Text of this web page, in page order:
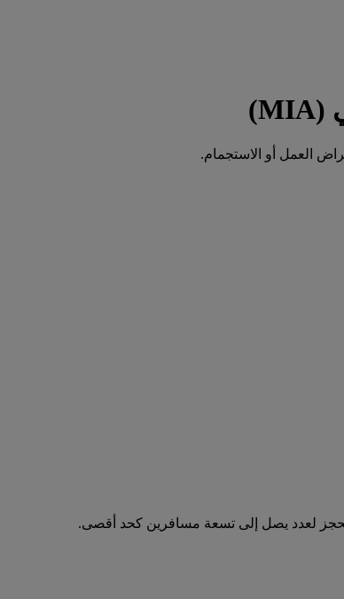
العمل أو الاستجمام.
لعدد يصل إلى تسعة مسافرين كحد أقصى.